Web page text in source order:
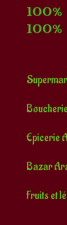
100%
Epicerie
Bazar
Fruits et